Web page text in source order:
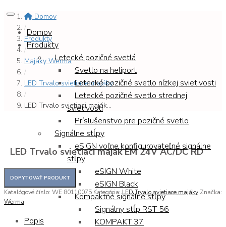
Domov
Produkty
Letecké pozičné svetlá
Svetlo na heliport
Letecké pozičné svetlo nízkej svietivosti
Letecké pozičné svetlo strednej
svietivosti
Príslušenstvo pre pozičné svetlo
Signálne stĺpy
eSIGN voľne konfigurovateľné signálne
stĺpy
eSIGN White
eSIGN Black
Kompaktné signálne stĺpy
Signálny stĺp RST 56
KOMPAKT 37
Domov
/
Produkty
/
Majáky Werma
/
LED Trvalo svietiace majáky
/
LED Trvalo svietiaci maják...
LED Trvalo svietiaci maják EM 24V AC/DC RD
Katalógové číslo: WE 80110075 Kategória:LED Trvalo svietiace majáky Značka:
Werma
Popis